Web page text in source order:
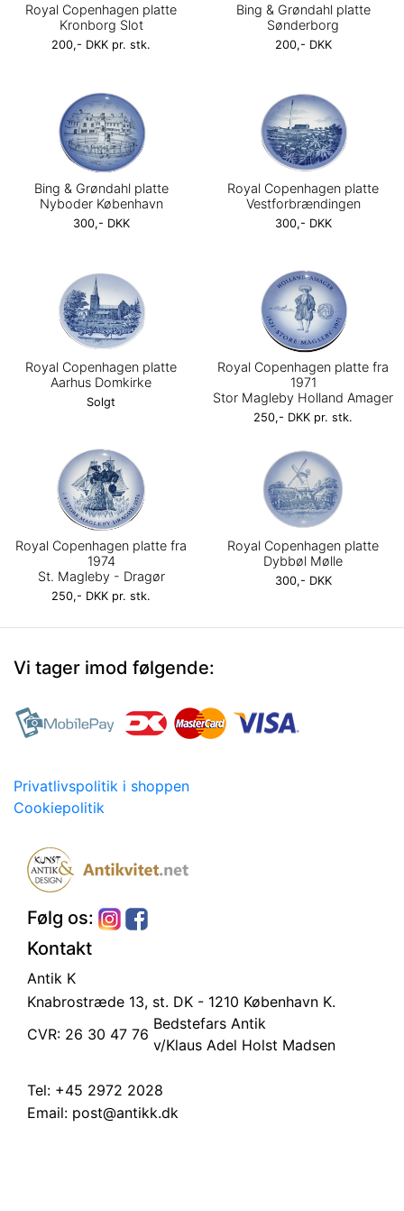
Royal Copenhagen platte
Kronborg Slot
200,- DKK pr. stk.
Bing & Grøndahl platte
Sønderborg
200,- DKK
Bing & Grøndahl platte
Nyboder København
300,- DKK
Royal Copenhagen platte
Vestforbrændingen
300,- DKK
Royal Copenhagen platte
Aarhus Domkirke
Solgt
Royal Copenhagen platte fra
1971
Stor Magleby Holland Amager
250,- DKK pr. stk.
Royal Copenhagen platte fra
1974
St. Magleby - Dragør
250,- DKK pr. stk.
Royal Copenhagen platte
Dybbøl Mølle
300,- DKK
Vi tager imod følgende:
Privatlivspolitik i shoppen
Cookiepolitik
Følg os:
Kontakt
Antik K
Knabrostræde 13, st. DK - 1210 København K.
CVR: 26 30 47 76
Bedstefars Antik
v/Klaus Adel Holst Madsen
Tel: +45 2972 2028
Email: post@antikk.dk